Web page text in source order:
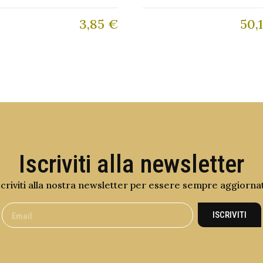
3,85 €
Iscriviti alla newsletter
alla nostra newsletter per essere sempre
ISCRIVITI